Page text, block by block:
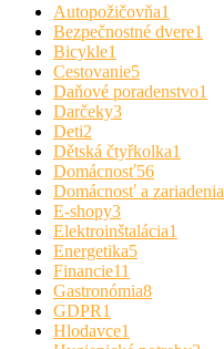
Autopožičovňa1
Bezpečnostné dvere1
Bicykle1
Cestovanie5
Daňové poradenstvo1
Darčeky3
Deti2
Dětská čtyřkolka1
Domácnosť56
Domácnosť a zariadenia
E-shopy3
Elektroinštalácia1
Energetika5
Financie11
Gastronómia8
GDPR1
Hlodavce1